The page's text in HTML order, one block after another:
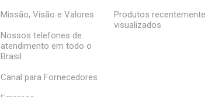
Missão, Visão e Valores
Nossos telefones de
atendimento em todo o
Brasil
Canal para Fornecedores
Produtos recentemente
visualizados